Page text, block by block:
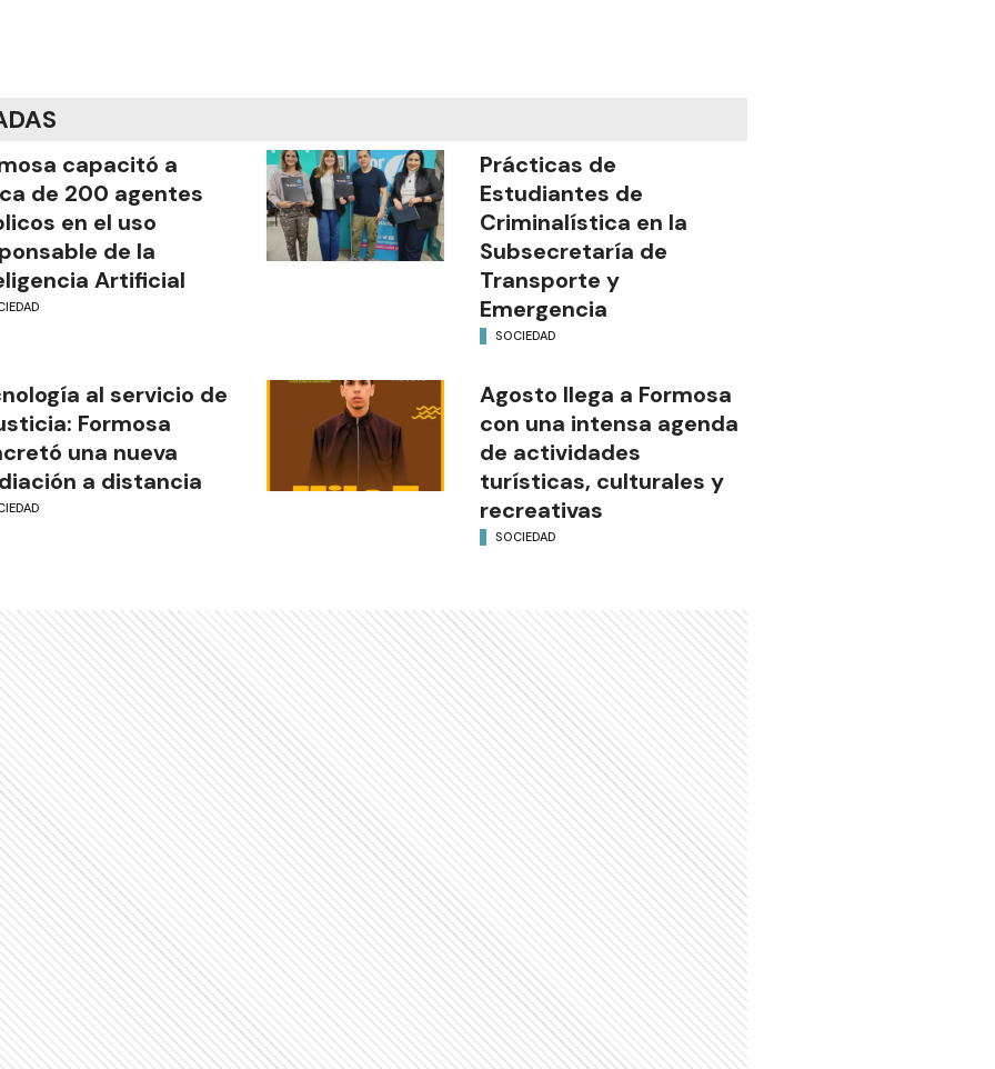
capacitó a
de 200 agentes
en el uso
de la
Artificial
Prácticas de
Estudiantes de
Criminalística en la
Subsecretaría de
Transporte y
Emergencia
SOCIEDAD
al servicio de
Formosa
una nueva
a distancia
Agosto llega a Formosa
con una intensa agenda
de actividades
turísticas, culturales y
recreativas
SOCIEDAD